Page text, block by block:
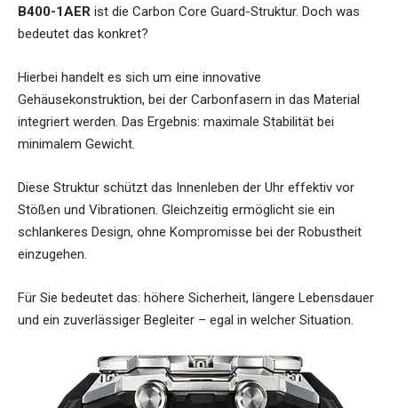
B400-1AER ist die Carbon Core Guard-Struktur. Doch was
bedeutet das konkret?
Hierbei handelt es sich um eine innovative
Gehäusekonstruktion, bei der Carbonfasern in das Material
integriert werden. Das Ergebnis: maximale Stabilität bei
minimalem Gewicht.
Diese Struktur schützt das Innenleben der Uhr effektiv vor
Stößen und Vibrationen. Gleichzeitig ermöglicht sie ein
schlankeres Design, ohne Kompromisse bei der Robustheit
einzugehen.
Für Sie bedeutet das: höhere Sicherheit, längere Lebensdauer
und ein zuverlässiger Begleiter – egal in welcher Situation.